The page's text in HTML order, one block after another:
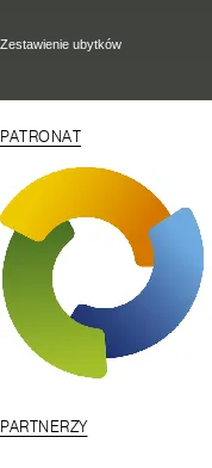
Zestawienie ubytków
PATRONAT
PARTNERZY